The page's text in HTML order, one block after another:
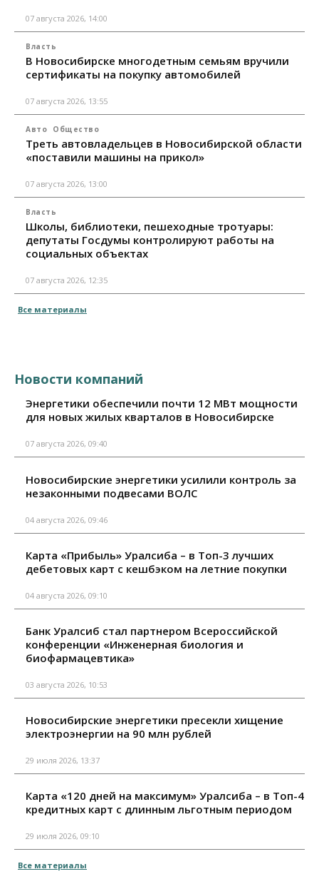
07 августа 2026, 14:00
Власть
В Новосибирске многодетным семьям вручили
сертификаты на покупку автомобилей
07 августа 2026, 13:55
Авто Общество
Треть автовладельцев в Новосибирской области
«поставили машины на прикол»
07 августа 2026, 13:00
Власть
Школы, библиотеки, пешеходные тротуары:
депутаты Госдумы контролируют работы на
социальных объектах
07 августа 2026, 12:35
Все материалы
Новости компаний
Энергетики обеспечили почти 12 МВт мощности
для новых жилых кварталов в Новосибирске
07 августа 2026, 09:40
Новосибирские энергетики усилили контроль за
незаконными подвесами ВОЛС
04 августа 2026, 09:46
Карта «Прибыль» Уралсиба – в Топ-3 лучших
дебетовых карт с кешбэком на летние покупки
04 августа 2026, 09:10
Банк Уралсиб стал партнером Всероссийской
конференции «Инженерная биология и
биофармацевтика»
03 августа 2026, 10:53
Новосибирские энергетики пресекли хищение
электроэнергии на 90 млн рублей
29 июля 2026, 13:37
Карта «120 дней на максимум» Уралсиба – в Топ-4
кредитных карт с длинным льготным периодом
29 июля 2026, 09:10
Все материалы